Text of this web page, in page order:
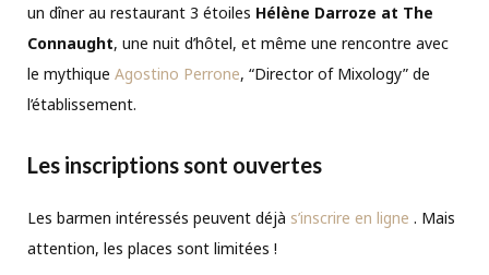
un dîner au restaurant 3 étoiles Hélène Darroze at The
Connaught, une nuit d’hôtel, et même une rencontre avec
le mythique Agostino Perrone, “Director of Mixology” de
l’établissement.
Les inscriptions sont ouvertes
Les barmen intéressés peuvent déjà s’inscrire en ligne . Mais
attention, les places sont limitées !